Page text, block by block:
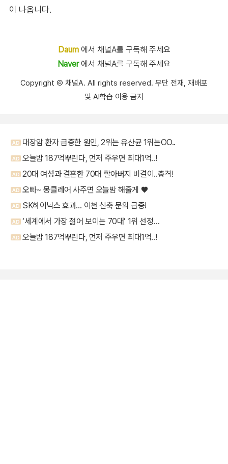
이 나옵니다.
Daum에서 채널A를 구독해 주세요
Naver에서 채널A를 구독해 주세요
Copyright Ⓒ 채널A. All rights reserved. 무단 전재, 재배포
및 AI학습 이용 금지